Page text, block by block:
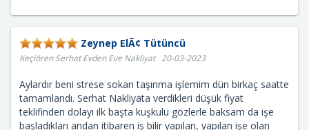
Zeynep ElÃ¢ Tütüncü
Keçiören Serhat Evden Eve Nakliyat 20-03-2023
Aylardır beni strese sokan taşınma işlemim dün birkaç saatte
tamamlandı. Serhat Nakliyata verdikleri düşük fiyat
teklifinden dolayı ilk başta kuşkulu gözlerle baksam da işe
başladıkları andan itibaren iş bilir yapıları, yapılan işe olan